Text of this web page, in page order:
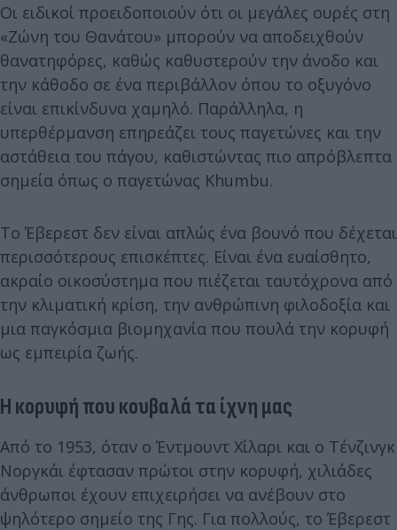
Οι ειδικοί προειδοποιούν ότι οι μεγάλες ουρές στη
«Ζώνη του Θανάτου» μπορούν να αποδειχθούν
θανατηφόρες, καθώς καθυστερούν την άνοδο και
την κάθοδο σε ένα περιβάλλον όπου το οξυγόνο
είναι επικίνδυνα χαμηλό. Παράλληλα, η
υπερθέρμανση επηρεάζει τους παγετώνες και την
αστάθεια του πάγου, καθιστώντας πιο απρόβλεπτα
σημεία όπως ο παγετώνας Khumbu.
Το Έβερεστ δεν είναι απλώς ένα βουνό που δέχεται
περισσότερους επισκέπτες. Είναι ένα ευαίσθητο,
ακραίο οικοσύστημα που πιέζεται ταυτόχρονα από
την κλιματική κρίση, την ανθρώπινη φιλοδοξία και
μια παγκόσμια βιομηχανία που πουλά την κορυφή
ως εμπειρία ζωής.
Η κορυφή που κουβαλά τα ίχνη μας
Από το 1953, όταν ο Έντμουντ Χίλαρι και ο Τένζινγκ
Νοργκάι έφτασαν πρώτοι στην κορυφή, χιλιάδες
άνθρωποι έχουν επιχειρήσει να ανέβουν στο
ψηλότερο σημείο της Γης. Για πολλούς, το Έβερεστ